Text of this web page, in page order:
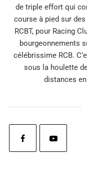
de triple effort qui
course à pied sur
RCBT, pour Racing
bourgeonnements
célébrissime RCB.
sous la houlette
distances